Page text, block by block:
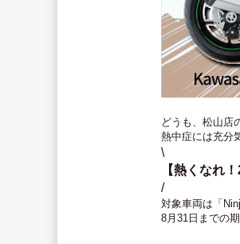
どうも、松山店
熱中症には充分
\
【熱くなれ
/
対象車両は「
8月31日までの